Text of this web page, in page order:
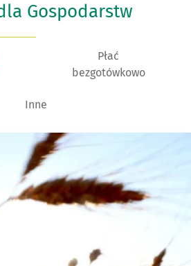
Gospodarstw
Płać
bezgotówkowo
Inne